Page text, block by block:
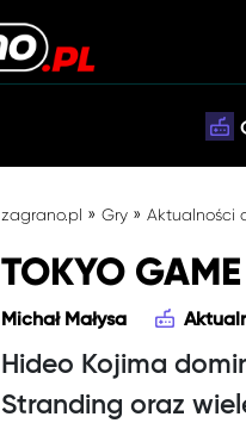
zagrano.pl » Gry » Aktualności
TOKYO
Michał Małysa
Hideo Kojima
Stranding oraz